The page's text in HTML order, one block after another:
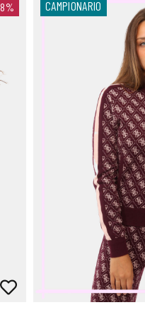
8% CAMPIONARIO